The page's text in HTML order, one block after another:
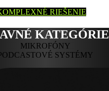
RIEŠENIE
KATEGÓRIE
MIKROFÓNY
SYSTÉMY